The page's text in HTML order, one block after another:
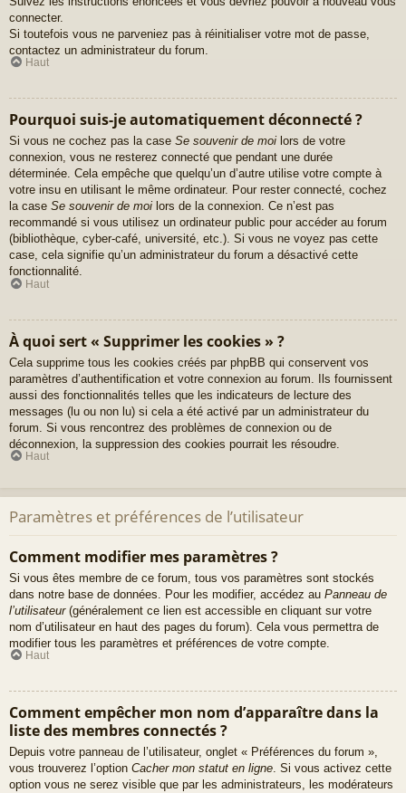
connecter.
Si toutefois vous ne parveniez pas à réinitialiser votre mot de passe,
contactez un administrateur du forum.
Haut
Pourquoi suis-je automatiquement déconnecté ?
Si vous ne cochez pas la case Se souvenir de moi lors de votre
connexion, vous ne resterez connecté que pendant une durée
déterminée. Cela empêche que quelqu’un d’autre utilise votre compte à
votre insu en utilisant le même ordinateur. Pour rester connecté, cochez
la case Se souvenir de moi lors de la connexion. Ce n’est pas
recommandé si vous utilisez un ordinateur public pour accéder au forum
(bibliothèque, cyber-café, université, etc.). Si vous ne voyez pas cette
case, cela signifie qu’un administrateur du forum a désactivé cette
fonctionnalité.
Haut
À quoi sert « Supprimer les cookies » ?
Cela supprime tous les cookies créés par phpBB qui conservent vos
paramètres d’authentification et votre connexion au forum. Ils fournissent
aussi des fonctionnalités telles que les indicateurs de lecture des
messages (lu ou non lu) si cela a été activé par un administrateur du
forum. Si vous rencontrez des problèmes de connexion ou de
déconnexion, la suppression des cookies pourrait les résoudre.
Haut
Paramètres et préférences de l’utilisateur
Comment modifier mes paramètres ?
Si vous êtes membre de ce forum, tous vos paramètres sont stockés
dans notre base de données. Pour les modifier, accédez au Panneau de
l’utilisateur(généralement ce lien est accessible en cliquant sur votre
nom d’utilisateur en haut des pages du forum). Cela vous permettra de
modifier tous les paramètres et préférences de votre compte.
Haut
Comment empêcher mon nom d’apparaître dans la
liste des membres connectés ?
Depuis votre panneau de l’utilisateur, onglet « Préférences du forum »,
vous trouverez l’option Cacher mon statut en ligne. Si vous activez cette
option vous ne serez visible que par les administrateurs, les modérateurs